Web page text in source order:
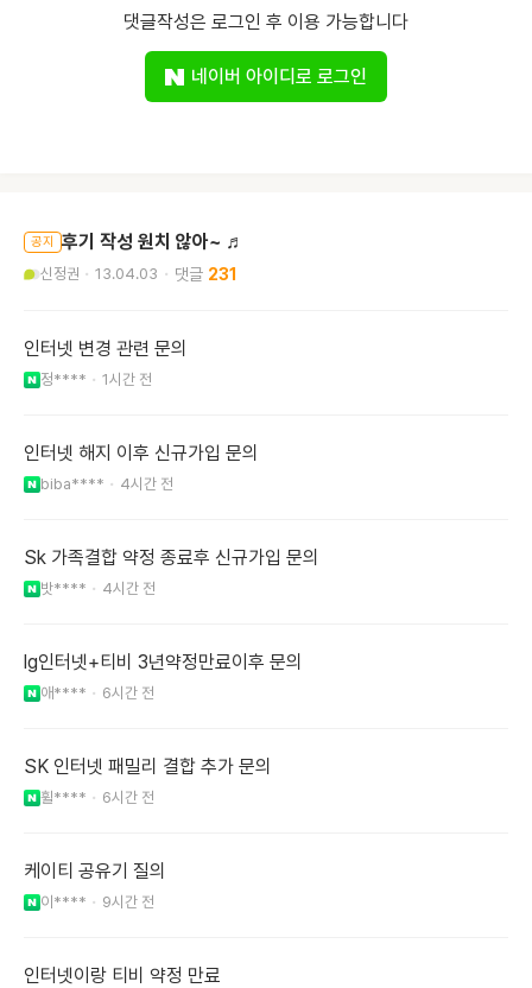
댓글작성은 로그인 후 이용 가능합니다
네이버 아이디로 로그인
공지 후기 작성 원치 않아~ ♬
신정권 13.04.03 231
인터넷 변경 관련 문의
정**** 1시간 전
인터넷 해지 이후 신규가입 문의
biba**** 4시간 전
Sk 가족결합 약정 종료후 신규가입 문의
밧**** 4시간 전
lg인터넷+티비 3년약정만료이후 문의
애**** 6시간 전
SK 인터넷 패밀리 결합 추가 문의
휠**** 6시간 전
케이티 공유기 질의
이**** 9시간 전
인터넷이랑 티비 약정 만료